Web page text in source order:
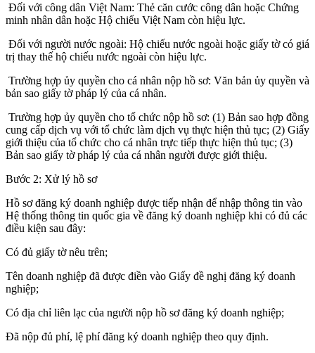
Đối với công dân Việt Nam: Thẻ căn cước công dân hoặc Chứng
minh nhân dân hoặc Hộ chiếu Việt Nam còn hiệu lực.
Đối với người nước ngoài: Hộ chiếu nước ngoài hoặc giấy tờ có giá
trị thay thế hộ chiếu nước ngoài còn hiệu lực.
Trường hợp ủy quyền cho cá nhân nộp hồ sơ: Văn bản ủy quyền và
bản sao giấy tờ pháp lý của cá nhân.
Trường hợp ủy quyền cho tổ chức nộp hồ sơ: (1) Bản sao hợp đồng
cung cấp dịch vụ với tổ chức làm dịch vụ thực hiện thủ tục; (2) Giấy
giới thiệu của tổ chức cho cá nhân trực tiếp thực hiện thủ tục; (3)
Bản sao giấy tờ pháp lý của cá nhân người được giới thiệu.
Bước 2: Xử lý hồ sơ
Hồ sơ đăng ký doanh nghiệp được tiếp nhận để nhập thông tin vào
Hệ thống thông tin quốc gia về đăng ký doanh nghiệp khi có đủ các
điều kiện sau đây:
Có đủ giấy tờ nêu trên;
Tên doanh nghiệp đã được điền vào Giấy đề nghị đăng ký doanh
nghiệp;
Có địa chỉ liên lạc của người nộp hồ sơ đăng ký doanh nghiệp;
Đã nộp đủ phí, lệ phí đăng ký doanh nghiệp theo quy định.